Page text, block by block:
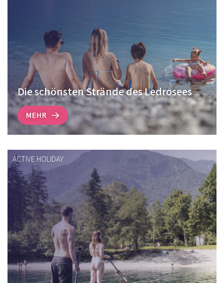
Die schönsten Strände des Ledrosees
MEHR
ACTIVE HOLIDAY